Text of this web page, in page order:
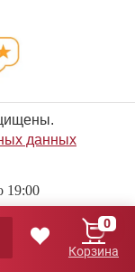
данных
19:00
защищены.
0
Корзина